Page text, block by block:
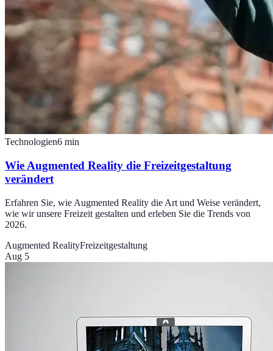
Technologien6 min
Wie Augmented Reality die Freizeitgestaltung
verändert
Erfahren Sie, wie Augmented Reality die Art und Weise verändert,
wie wir unsere Freizeit gestalten und erleben Sie die Trends von
2026.
Augmented RealityFreizeitgestaltung
Aug 5